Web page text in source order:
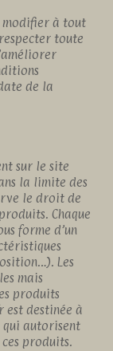
modifier à tout
toute
de la
sur le site
la limite des
le droit de
Chaque
forme d’un
Les
mais
produits
est destinée à
qui autorisent
produits.